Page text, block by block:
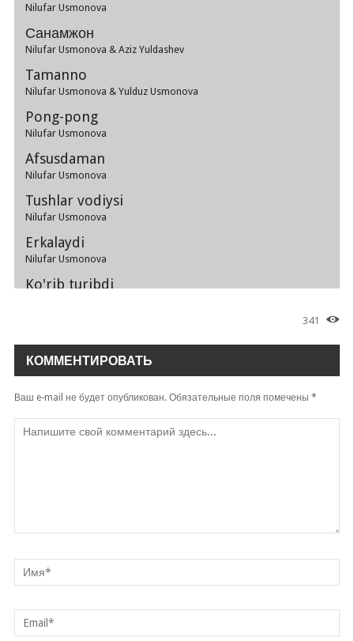
Nilufar Usmonova
Санамжон
Nilufar Usmonova & Aziz Yuldashev
Tamanno
Nilufar Usmonova & Yulduz Usmonova
Pong-pong
Nilufar Usmonova
Afsusdaman
Nilufar Usmonova
Tushlar vodiysi
Nilufar Usmonova
Erkalaydi
Nilufar Usmonova
Ko'rib turibdi
Nilufar Usmonova
Yonib-yonib
Nilufar Usmonova
Tuyuqlar
341
КОММЕНТИРОВАТЬ
Ваш e-mail не будет опубликован.Обязательные поля помечены *